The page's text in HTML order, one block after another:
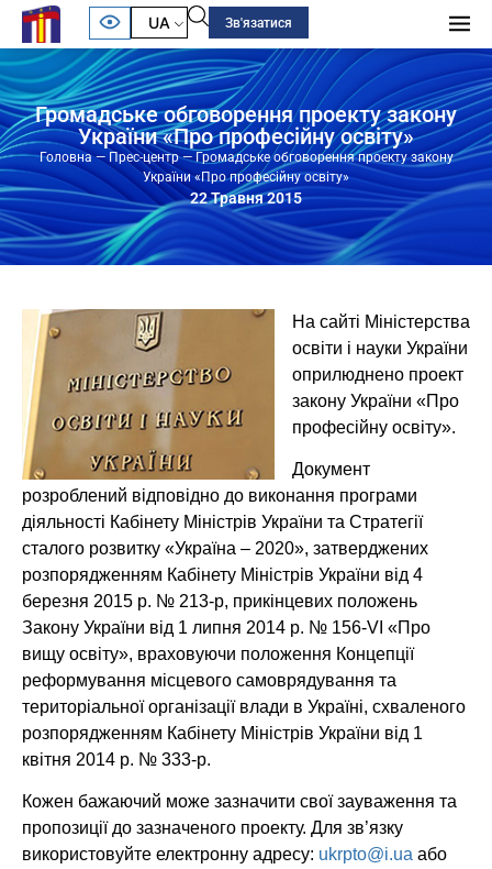
UA Зв'язатися
Громадське обговорення проекту закону
України «Про професійну освіту»
Головна— Прес-центр—Громадське обговорення проекту закону
України «Про професійну освіту»
22 Травня 2015
На сайті Міністерства
освіти і науки України
оприлюднено проект
закону України «Про
професійну освіту».
Документ
розроблений відповідно до виконання програми
діяльності Кабінету Міністрів України та Стратегії
сталого розвитку «Україна – 2020», затверджених
розпорядженням Кабінету Міністрів України від 4
березня 2015 р. № 213-р, прикінцевих положень
Закону України від 1 липня 2014 р. № 156-VI «Про
вищу освіту», враховуючи положення Концепції
реформування місцевого самоврядування та
територіальної організації влади в Україні, схваленого
розпорядженням Кабінету Міністрів України від 1
квітня 2014 р. № 333-р.
Кожен бажаючий може зазначити свої зауваження та
пропозиції до зазначеного проекту. Для зв’язку
використовуйте електронну адресу: ukrpto@i.ua або